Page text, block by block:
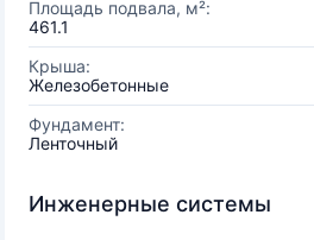
Площадь подвала, м²:
461.1
Крыша:
Железобетонные
Фундамент:
Ленточный
Инженерные системы